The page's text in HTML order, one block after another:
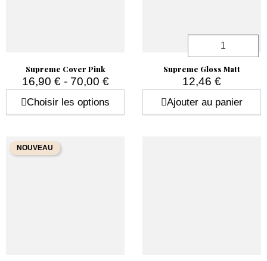
Supreme Cover Pink
16,90 € - 70,00 €
Choisir les options
Supreme Gloss Matt
12,46 €
Ajouter au panier
NOUVEAU